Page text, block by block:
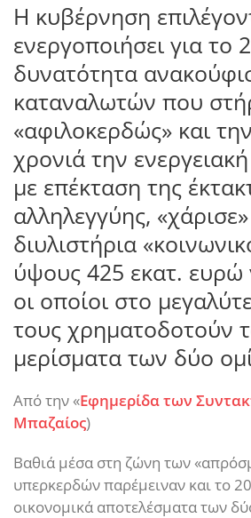
Η κυβέρνηση
ενεργοποιήσει για το
δυνατότητα
καταναλωτών που
«αφιλοκερδώς» και
χρονιά την
με επέκταση της
αλληλεγγύης,
διυλιστήρια
ύψους 425 εκατ. ευρώ
οι οποίοι στο
τους χρηματοδοτούν
μερίσματα των δύο
Από την «Εφημερίδα των
Μπαζαίος)
Βαθιά μέσα στη ζώνη των
υπερκερδών παρέμειναν και το
οικονομικά αποτελέσματα των